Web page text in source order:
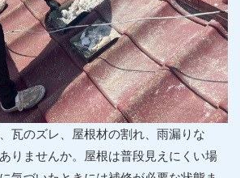
瓦のズレ、屋根材の割れ、雨漏りな
りませんか。屋根は普段見えにくい場